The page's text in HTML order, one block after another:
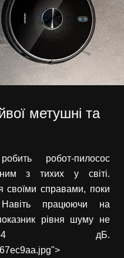
метушні та
робот-пилосос
з тихих у світі.
своїми справами, поки
працюючи на
рівня шуму не
64 дБ.